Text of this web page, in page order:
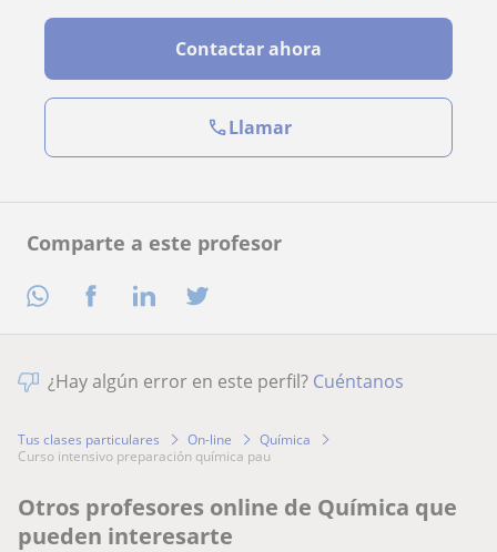
Comparte a este profesor
Contactar ahora
Llamar
¿Hay algún error en este perfil? Cuéntanos
Tus clases particulares On-line
Química
curso intensivo preparación química pau
Otros profesores online de Química que
pueden interesarte